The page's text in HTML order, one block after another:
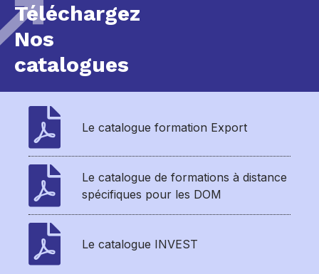
Téléchargez
Nos
catalogues
Le catalogue formation Export
Le catalogue de formations à distance
spécifiques pour les DOM
Le catalogue INVEST